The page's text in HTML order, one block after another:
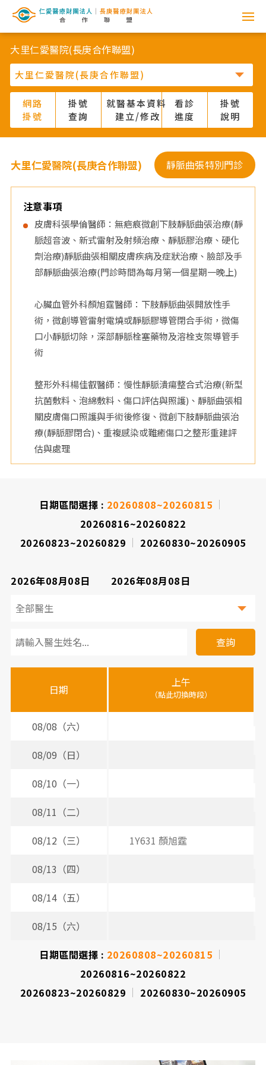
網
路
掛
號
系
統
-
仁
愛
大里仁愛醫院(長庚合作聯盟)
網路
掛號
掛號
查詢
就醫基本資料
建立/修改
看診
進度
掛號
說明
大里仁愛醫院(長庚合作聯盟) 靜脈曲張特別門診
注意事項
皮膚科張學倫醫師：無疤痕微創下肢靜脈曲張治療(靜
脈超音波、新式雷射及射頻治療、靜脈膠治療、硬化
劑治療)靜脈曲張相關皮膚疾病及症狀治療、臉部及手
部靜脈曲張治療(門診時間為每月第一個星期一晚上)
心臟血管外科顏旭霆醫師：下肢靜脈曲張開放性手
術，微創導管雷射電燒或靜脈膠導管閉合手術，微傷
口小靜脈切除，深部靜脈栓塞藥物及溶栓支架導管手
術
整形外科楊佳叡醫師：慢性靜脈潰瘍整合式治療(新型
抗菌敷料、泡綿敷料、傷口評估與照護)、靜脈曲張相
關皮膚傷口照護與手術後修復、微創下肢靜脈曲張治
療(靜脈膠閉合)、重複感染或難癒傷口之整形重建評
估與處理
日期區間選擇 : 20260808~20260815
20260816~20260822
20260823~20260829
20260830~20260905
2026年08月08日 2026年08月08日
診
醫
時
查詢
日期
上午
（點此切換時段）
08/08（六）
08/09（日）
08/10（一）
08/11（二）
08/12（三）
1Y631 顏旭霆
08/13（四）
08/14（五）
08/15（六）
日期區間選擇 : 20260808~20260815
20260816~20260822
20260823~20260829
20260830~20260905